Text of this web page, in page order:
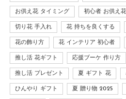
お供え花 タイミング 初心者 お供え花
切り花 手入れ 花 持ちを良くする
花の飾り方 花 インテリア 初心者
推し活 花ギフト 応援ブーケ 作り方
推し活 プレゼント 夏 ギフト 花
ひんやり ギフト 夏 贈り物 2025